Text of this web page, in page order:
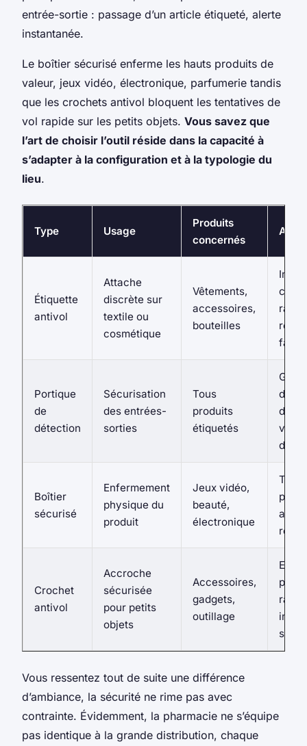
entrée-sortie : passage d’un article étiqueté, alerte
instantanée.
Le boîtier sécurisé enferme les hauts produits de
valeur, jeux vidéo, électronique, parfumerie tandis
que les crochets antivol bloquent les tentatives de
vol rapide sur les petits objets. Vous savez que
l’art de choisir l’outil réside dans la capacité à
s’adapter à la configuration et à la typologie du
lieu.
Type Usage
Produits
concernés
Étiquette
antivol
Attache
discrète sur
textile ou
cosmétique
Vêtements,
accessoires,
bouteilles
Portique
de
détection
Sécurisation
des entrées-
sorties
Tous
produits
étiquetés
de
Boîtier
sécurisé
Enfermement
physique du
produit
Jeux vidéo,
beauté,
électronique
Très
Crochet
antivol
Accroche
sécurisée
pour petits
objets
Accessoires,
gadgets,
outillage
prise
Vous ressentez tout de suite une différence
d’ambiance, la sécurité ne rime pas avec
contrainte. Évidemment, la pharmacie ne s’équipe
pas identique à la grande distribution, chaque